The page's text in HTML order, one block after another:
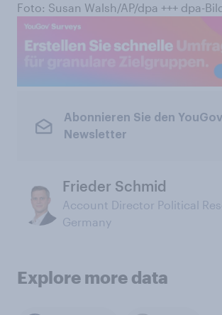
Foto: Susan Walsh/AP/dpa +++ dpa-
Abonnieren Sie den
Newsletter
Frieder Schmid
Account Director Political
Germany
Explore more data